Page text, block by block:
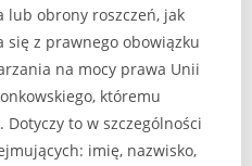
lub obrony roszczeń, jak
się z prawnego obowiązku
na mocy prawa Unii
któremu
to w szczególności
imię, nazwisko,